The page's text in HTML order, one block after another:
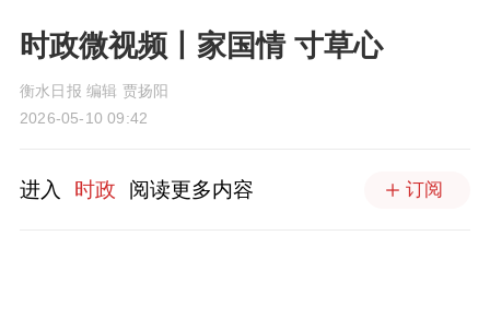
时政微视频丨家国情 寸草心
衡水日报 编辑 贾扬阳
2026-05-10 09:42
进入 时政 阅读更多内容 订阅